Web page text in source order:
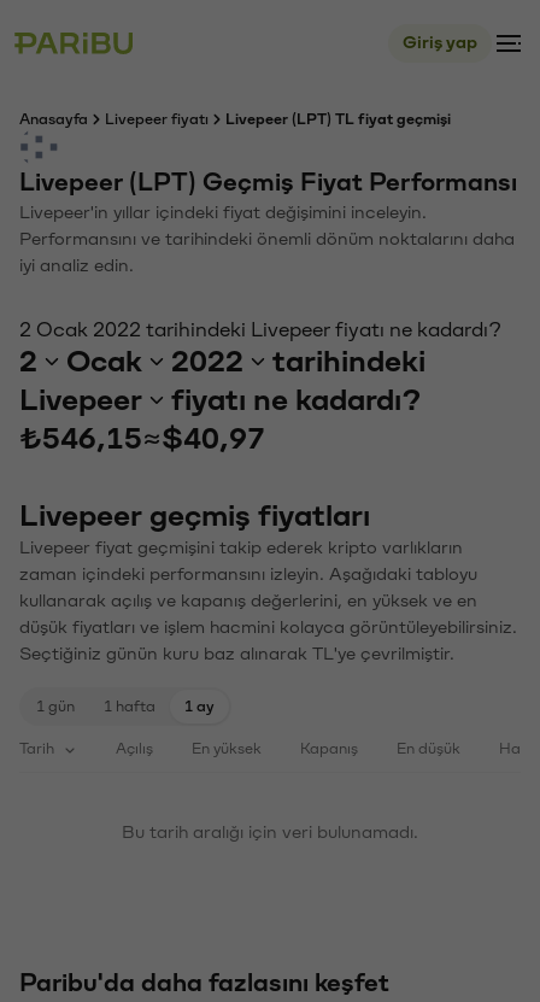
Giriş yap
Anasayfa Livepeer fiyatı Livepeer (LPT) TL fiyat geçmişi
Livepeer (LPT) Geçmiş Fiyat Performansı
Livepeer'in yıllar içindeki fiyat değişimini inceleyin.
Performansını ve tarihindeki önemli dönüm noktalarını daha
iyi analiz edin.
2 Ocak 2022 tarihindeki Livepeer fiyatı ne kadardı?
2 Ocak 2022
tarihindeki
Livepeer
fiyatı ne kadardı?
₺546,15≈$40,97
Livepeer geçmiş fiyatları
Livepeer fiyat geçmişini takip ederek kripto varlıkların
zaman içindeki performansını izleyin. Aşağıdaki tabloyu
kullanarak açılış ve kapanış değerlerini, en yüksek ve en
düşük fiyatları ve işlem hacmini kolayca görüntüleyebilirsiniz.
Seçtiğiniz günün kuru baz alınarak TL'ye çevrilmiştir.
1 gün 1 hafta 1 ay
Tarih Açılış En yüksek Kapanış En düşük
Bu tarih aralığı için veri bulunamadı.
Paribu'da daha fazlasını keşfet